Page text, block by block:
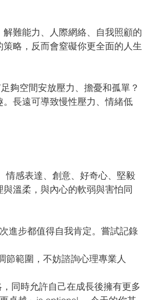
難能力、人際網絡、自我照顧的
略，反而會窒礙你更全面的人生
夠空間安放壓力、擔憂和孤單？
長遠可導致慢性壓力、情緒低
情感表達、創意、好奇心、堅毅
溫柔，與內心的軟弱與害怕同
進步都值得自我肯定。嘗試記錄
節範圍，不妨諮詢心理專業人
同時允許自己在成長後擁有更多